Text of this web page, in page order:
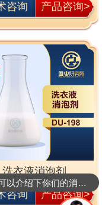
咨询
产品咨询>
洗衣液消泡剂
咨询
产品咨询>